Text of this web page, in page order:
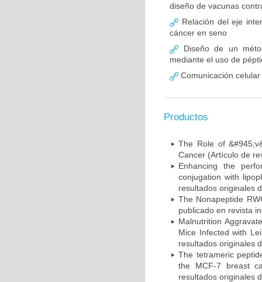
diseño de vacunas
Relación del eje
cáncer en seno
Diseño de un
mediante el uso de
Comunicación
Productos
The Role of
Cancer (Artículo de
Enhancing the
conjugation with
resultados originales
The Nonapeptide
publicado en revista
Malnutrition
Mice Infected with
resultados originales
The tetrameric
the MCF-7 breast
resultados originales